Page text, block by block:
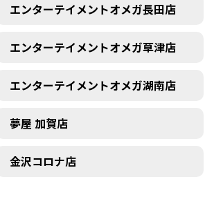
エンターテイメントオメガ長田店
エンターテイメントオメガ草津店
エンターテイメントオメガ湖南店
夢屋 加賀店
金沢コロナ店